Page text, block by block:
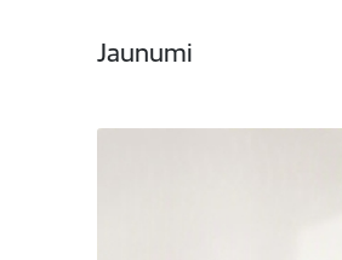
Jaunumi